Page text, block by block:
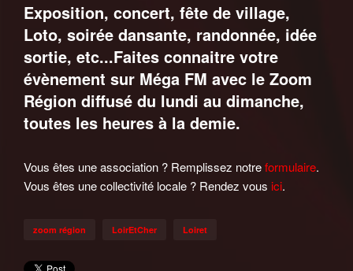
Exposition, concert, fête de village,
Loto, soirée dansante, randonnée, idée
sortie, etc...Faites connaitre votre
évènement sur Méga FM avec le Zoom
Région diffusé du lundi au dimanche,
toutes les heures à la demie.
Vous êtes une association ? Remplissez notreformulaire.
Vous êtes une collectivité locale ? Rendez vous ici.
zoom région LoirEtCher Loiret